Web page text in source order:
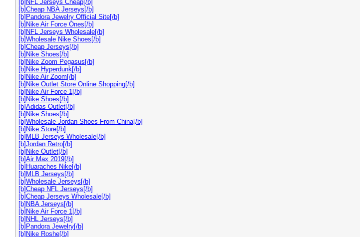
[b]NFL Jerseys Cheap[/b]
[b]Cheap NBA Jerseys[/b]
[b]Pandora Jewelry Official Site[/b]
[b]Nike Air Force Ones[/b]
[b]NFL Jerseys Wholesale[/b]
[b]Wholesale Nike Shoes[/b]
[b]Cheap Jerseys[/b]
[b]Nike Shoes[/b]
[b]Nike Zoom Pegasus[/b]
[b]Nike Hyperdunk[/b]
[b]Nike Air Zoom[/b]
[b]Nike Outlet Store Online Shopping[/b]
[b]Nike Air Force 1[/b]
[b]Nike Shoes[/b]
[b]Adidas Outlet[/b]
[b]Nike Shoes[/b]
[b]Wholesale Jordan Shoes From China[/b]
[b]Nike Store[/b]
[b]MLB Jerseys Wholesale[/b]
[b]Jordan Retro[/b]
[b]Nike Outlet[/b]
[b]Air Max 2019[/b]
[b]Huaraches Nike[/b]
[b]MLB Jerseys[/b]
[b]Wholesale Jerseys[/b]
[b]Cheap NFL Jerseys[/b]
[b]Cheap Jerseys Wholesale[/b]
[b]NBA Jerseys[/b]
[b]Nike Air Force 1[/b]
[b]NHL Jerseys[/b]
[b]Pandora Jewelry[/b]
[b]Nike Roshe[/b]